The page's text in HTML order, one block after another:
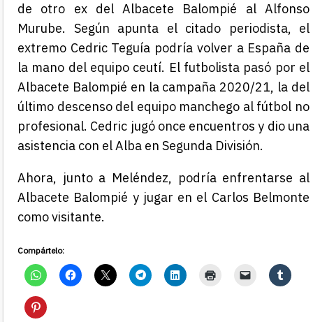
de otro ex del Albacete Balompié al Alfonso
Murube. Según apunta el citado periodista, el
extremo Cedric Teguía podría volver a España de
la mano del equipo ceutí. El futbolista pasó por el
Albacete Balompié en la campaña 2020/21, la del
último descenso del equipo manchego al fútbol no
profesional. Cedric jugó once encuentros y dio una
asistencia con el Alba en Segunda División.
Ahora, junto a Meléndez, podría enfrentarse al
Albacete Balompié y jugar en el Carlos Belmonte
como visitante.
Compártelo: